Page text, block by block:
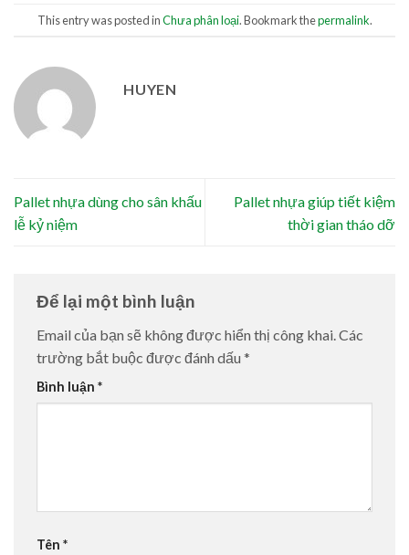
This entry was posted inChưa phân loại. Bookmark thepermalink.
HUYEN
Pallet nhựa dùng cho sân khấu
lễ kỷ niệm
Pallet nhựa giúp tiết kiệm
thời gian tháo dỡ
Để lại một bình luận
Email của bạn sẽ không được hiển thị công khai.Các
trường bắt buộc được đánh dấu *
Bình luận *
Tên *